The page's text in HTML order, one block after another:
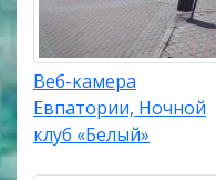
Веб-камера
Евпатории, Ночной
клуб «Белый»